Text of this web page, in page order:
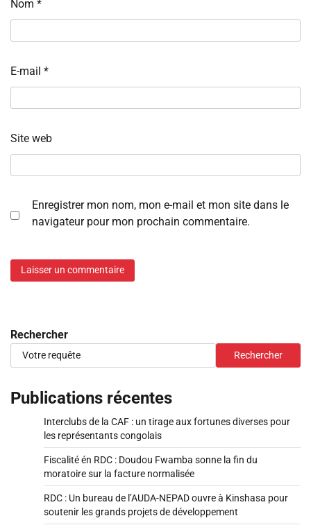
Nom *
E-mail *
Site web
Enregistrer mon nom, mon e-mail et mon site dans le
navigateur pour mon prochain commentaire.
Rechercher
Rechercher
Publications récentes
Interclubs de la CAF : un tirage aux fortunes diverses pour
les représentants congolais
Fiscalité én RDC : Doudou Fwamba sonne la fin du
moratoire sur la facture normalisée
RDC : Un bureau de l’AUDA-NEPAD ouvre à Kinshasa pour
soutenir les grands projets de développement